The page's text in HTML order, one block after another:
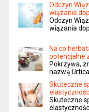
Odczyn
wiązania
Odczyn
wiązania
Na co
potencjalne
Pokrzywa,
nazwą
Skuteczne
Skuteczne